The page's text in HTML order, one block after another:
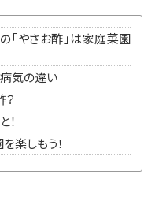
「やさお酢」は家庭菜園
病気の違い
？
！
楽しもう！